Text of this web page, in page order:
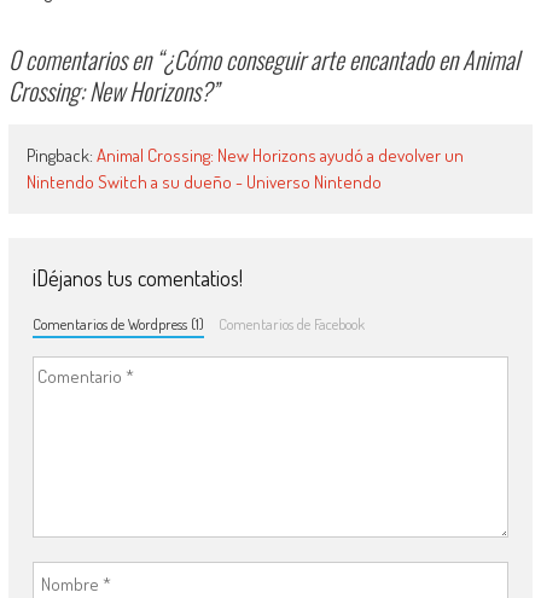
0 comentarios en “¿Cómo conseguir arte encantado en Animal
Crossing: New Horizons?”
Pingback: Animal Crossing: New Horizons ayudó a devolver un
Nintendo Switch a su dueño - Universo Nintendo
¡Déjanos tus comentatios!
Comentarios de Wordpress (1) Comentarios de Facebook